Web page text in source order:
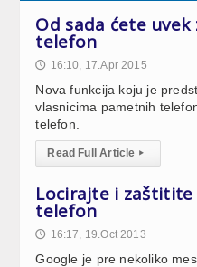
Od sada ćete
telefon
🕔 16:10, 17.Apr 2015
Nova funkcija koju je
vlasnicima pametnih
telefon.
Read Full Article ▸
Locirajte i
telefon
🕔 16:17, 19.Oct 2013
Google je pre nekoliko